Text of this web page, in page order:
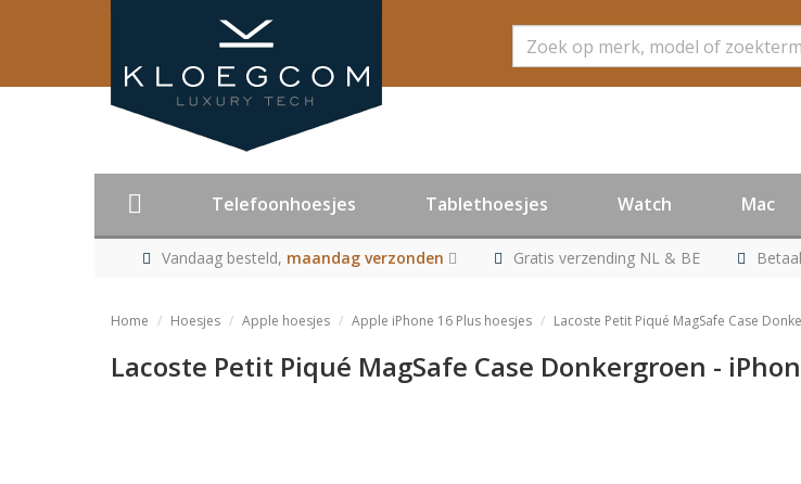
Zoeken
Telefoonhoesjes Tablethoesjes Watch Mac
Vandaag besteld, maandag verzonden Gratis verzending NL & BE
Home Hoesjes Apple hoesjes Apple iPhone 16 Plus hoesjes Lacoste Petit Piqué MagSafe Case
Lacoste Petit Piqué MagSafe Case Donkergroen -